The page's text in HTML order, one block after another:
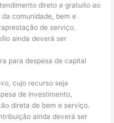
direto e gratuito ao
comunidade, bem e
de serviço.
ainda deverá ser
para despesa de capital
cujo recurso seja
de investimento,
direta de bem e serviço.
ainda deverá ser